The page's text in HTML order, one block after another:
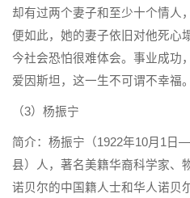
却有过两个妻子和至少十个情人
便如此，她的妻子依旧对他死心
今社会恐怕很难体会。事业成功
爱因斯坦，这一生不可谓不幸福。
（3）杨振宁
简介：杨振宁（1922年10月1日
县）人，著名美籍华裔科学家、
诺贝尔的中国籍人士和华人诺贝